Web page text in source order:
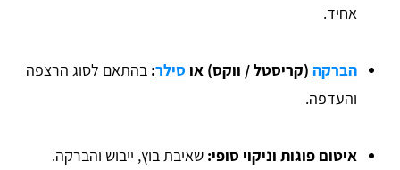
אחיד.
הברקה (קריסטל / ווקס) או סילר: בהתאם לסוג הרצפה
והעדפה.
איטום פוגות וניקוי סופי: שאיבת בוץ, ייבוש והברקה.